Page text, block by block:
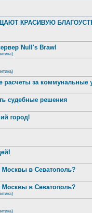
КРАСИВУЮ
Null's Brawl
за коммунальные
судебные решения
город!
Москвы в Севатополь?
Москвы в Севатополь?